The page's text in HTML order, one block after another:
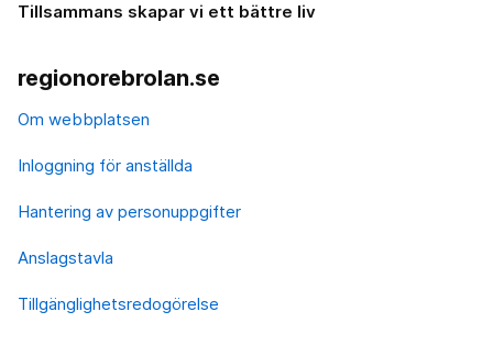
Tillsammans skapar vi ett bättre liv
regionorebrolan.se
Om webbplatsen
Inloggning för anställda
Hantering av personuppgifter
Anslagstavla
Tillgänglighetsredogörelse